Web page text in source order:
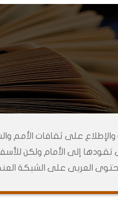
والإطلاع على ثقافات
تقودها إلى الأمام ولكن
العربى على الشبكة